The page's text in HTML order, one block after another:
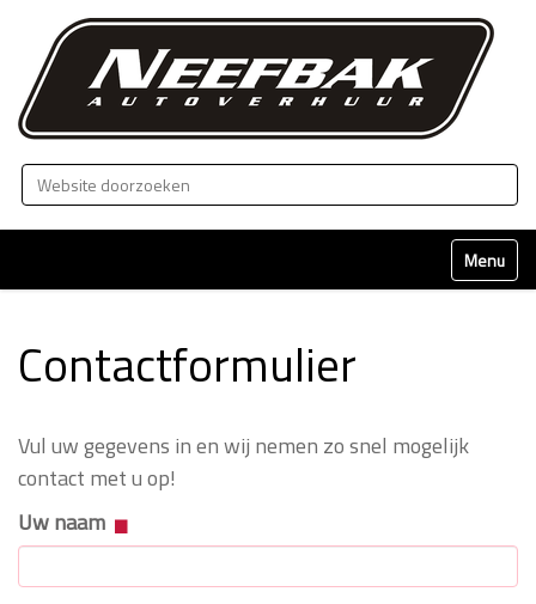
Zoek
Klap
Contactformulier
Vul uw gegevens in en wij nemen zo snel mogelijk
contact met u op!
Uw naam